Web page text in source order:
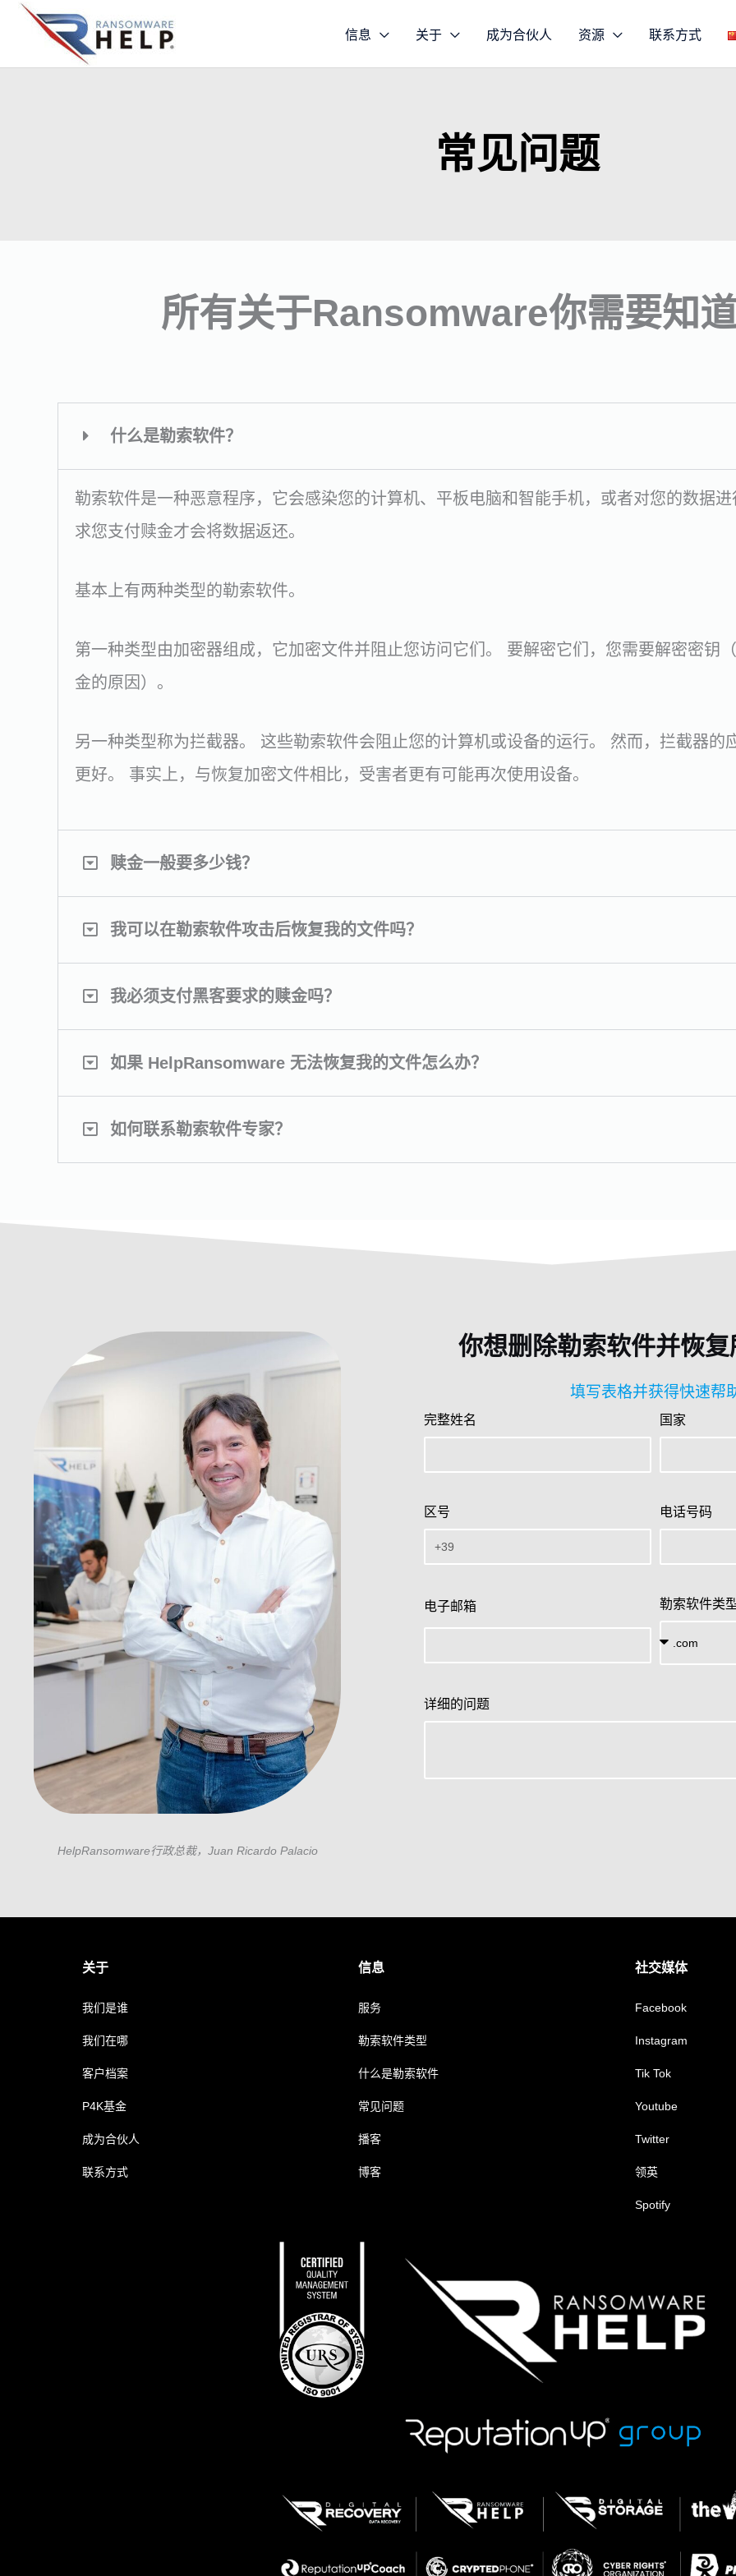
信息 关于 成为合伙人 资源 联系方式
常见问题
所有关于Ransomware你需要知
什么是勒索软件？
勒索软件是一种恶意程序，它会感染您的计算机、平板电脑和智能手机，或者对您的数据
求您支付赎金才会将数据返还。
基本上有两种类型的勒索软件。
第一种类型由加密器组成，它加密文件并阻止您访问它们。 要解密它们，您需要解密密钥
金的原因）。
另一种类型称为拦截器。 这些勒索软件会阻止您的计算机或设备的运行。 然而，拦截器的
更好。 事实上，与恢复加密文件相比，受害者更有可能再次使用设备。
赎金一般要多少钱？
我可以在勒索软件攻击后恢复我的文件吗？
我必须支付黑客要求的赎金吗？
如果 HelpRansomware 无法恢复我的文件怎么办？
如何联系勒索软件专家？
HelpRansomware行政总裁，Juan Ricardo Palacio
你想删除勒索软件并恢
填写表格并获得快速帮
完整姓名 国家
区号 电话号码
电子邮箱 勒索软件类
详细的问题
关于
我们是谁
我们在哪
客户档案
P4K基金
成为合伙人
联系方式
信息
服务
勒索软件类型
什么是勒索软件
常见问题
播客
博客
社交媒体
Facebook
Instagram
Tik Tok
Youtube
Twitter
领英
Spotify